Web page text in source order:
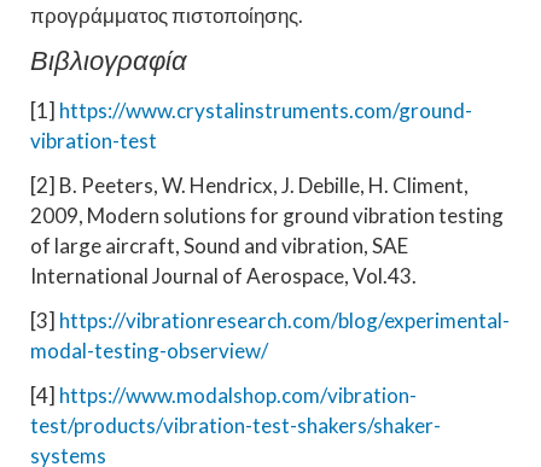
προγράμματος πιστοποίησης.
Βιβλιογραφία
[1] https://www.crystalinstruments.com/ground-
vibration-test
[2] B. Peeters, W. Hendricx, J. Debille, H. Climent,
2009, Modern solutions for ground vibration testing
of large aircraft, Sound and vibration, SAE
International Journal of Aerospace, Vol.43.
[3] https://vibrationresearch.com/blog/experimental-
modal-testing-obserview/
[4] https://www.modalshop.com/vibration-
test/products/vibration-test-shakers/shaker-
systems